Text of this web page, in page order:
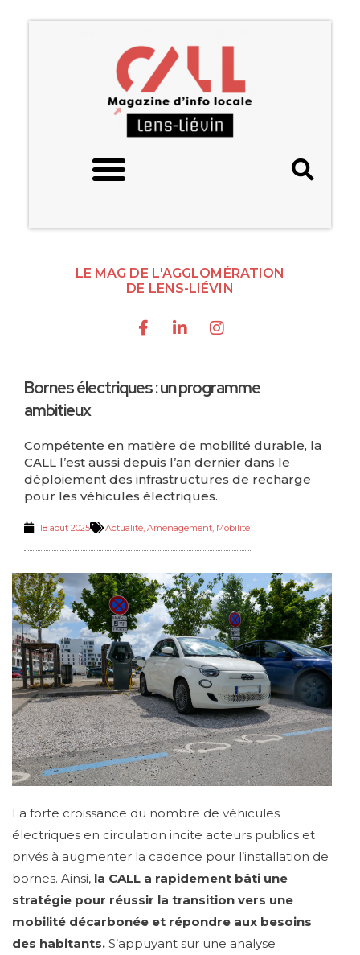
LE MAG DE L'AGGLOMÉRATION
DE LENS-LIÉVIN
Bornes électriques : un programme
ambitieux
Compétente en matière de mobilité durable, la
CALL l’est aussi depuis l’an dernier dans le
déploiement des infrastructures de recharge
pour les véhicules électriques.
18 août 2025 Actualité, Aménagement, Mobilité
La forte croissance du nombre de véhicules
électriques en circulation incite acteurs publics et
privés à augmenter la cadence pour l’installation de
bornes. Ainsi, la CALL a rapidement bâti une
stratégie pour réussir la transition vers une
mobilité décarbonée et répondre aux besoins
des habitants. S’appuyant sur une analyse